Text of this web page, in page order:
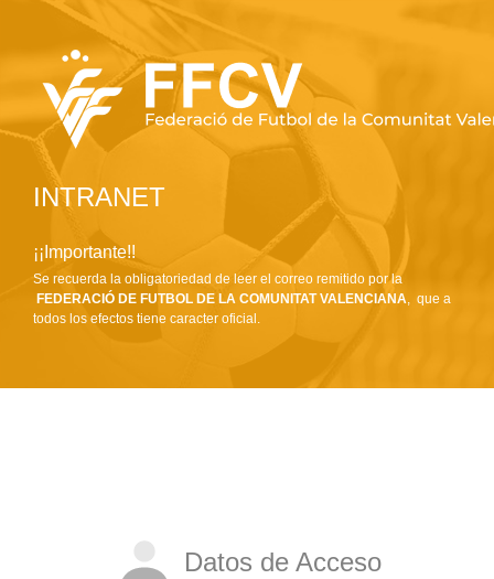
INTRANET
¡¡Importante!!
Se recuerda la obligatoriedad de leer el correo remitido por la
FEDERACIÓ DE FUTBOL DE LA COMUNITAT VALENCIANA, que a
todos los efectos tiene caracter oficial.
Datos de Acceso